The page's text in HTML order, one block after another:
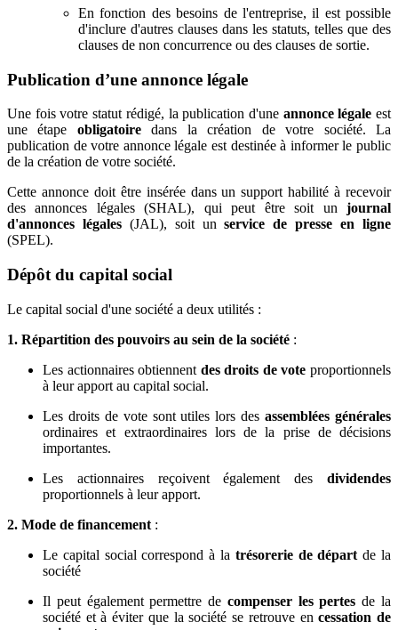
En fonction des besoins de l'entreprise, il est possible
d'inclure d'autres clauses dans les statuts, telles que des
clauses de non concurrence ou des clauses de sortie.
Publication d’une annonce légale
Une fois votre statut rédigé, la publication d'une annonce légale est
une étape obligatoiredans la création de votre société. La
publication de votre annonce légale est destinée à informer le public
de la création de votre société.
Cette annonce doit être insérée dans un support habilité à recevoir
des annonces légales (SHAL), qui peut être soit un journal
d'annonces légales(JAL), soit unservice de presse en ligne
(SPEL).
Dépôt du capital social
Le capital social d'une société a deux utilités :
1. Répartition des pouvoirs au sein de la société :
Les actionnaires obtiennent des droits de vote proportionnels
à leur apport au capital social.
Les droits de vote sont utiles lors des assemblées générales
ordinaires et extraordinaires lors de la prise de décisions
importantes.
Les actionnaires reçoivent également des dividendes
proportionnels à leur apport.
2. Mode de financement :
Le capital social correspond à la trésorerie de départ de la
société
Il peut également permettre de compenser les pertes de la
société et à éviter que la société se retrouve encessation de